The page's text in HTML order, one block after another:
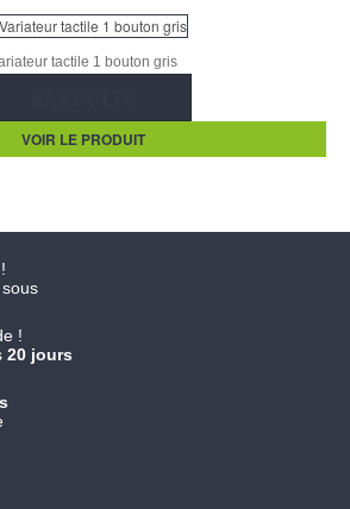
tactile 1 bouton gris
VOIR LE PRODUIT
!
20 jours